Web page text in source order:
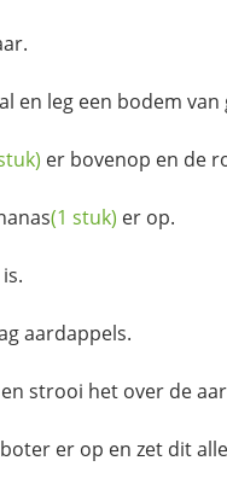
en leg een bodem
er bovenop en de
(1 stuk) er op.
aardappels.
strooi het over de
er op en zet dit